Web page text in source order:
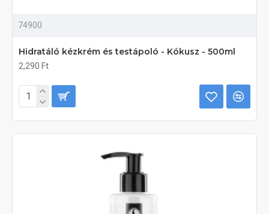
74900
Hidratáló kézkrém és testápoló - Kókusz - 500ml
2,290 Ft